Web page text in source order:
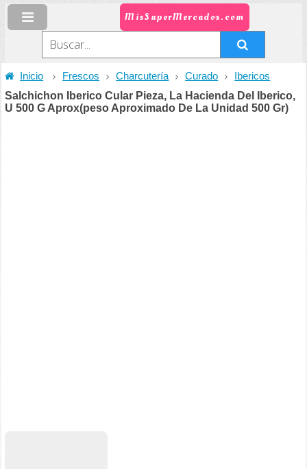
MisSuperMercados.com
Inicio Frescos Charcutería Curado Ibericos
Salchichon Iberico Cular Pieza, La Hacienda Del Iberico,
U 500 G Aprox(peso Aproximado De La Unidad 500 Gr)